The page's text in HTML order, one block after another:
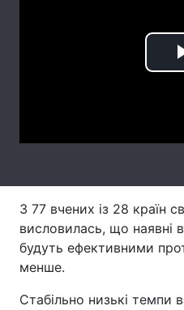
Тема оформлення
З 77 вчених із 28 країн
висловилась, що наявні
будуть ефективними
менше.
Стабільно низькі темпи